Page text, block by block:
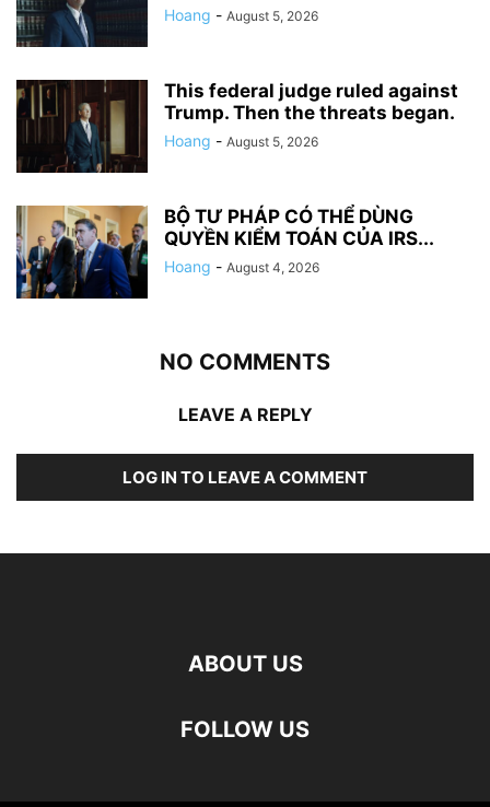
Hoang - August 5, 2026
This federal judge ruled against
Trump. Then the threats began.
Hoang - August 5, 2026
BỘ TƯ PHÁP CÓ THỂ DÙNG
QUYỀN KIỂM TOÁN CỦA IRS...
Hoang - August 4, 2026
NO COMMENTS
LEAVE A REPLY
LOG IN TO LEAVE A COMMENT
ABOUT US
FOLLOW US